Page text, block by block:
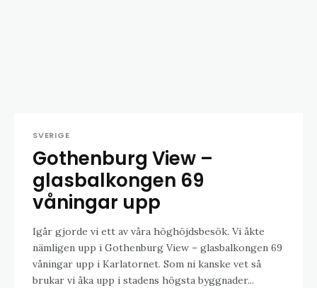
SVERIGE
Gothenburg View –
glasbalkongen 69
våningar upp
Igår gjorde vi ett av våra höghöjdsbesök. Vi åkte
nämligen upp i Gothenburg View – glasbalkongen 69
våningar upp i Karlatornet. Som ni kanske vet så
brukar vi åka upp i stadens högsta byggnader...